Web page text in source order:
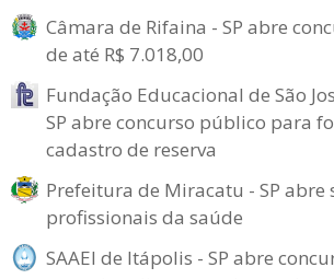
Câmara de Rifaina - SP abre
de até R$ 7.018,00
Fundação Educacional de São
SP abre concurso público para
cadastro de reserva
Prefeitura de Miracatu - SP abre
profissionais da saúde
SAAEI de Itápolis - SP abre